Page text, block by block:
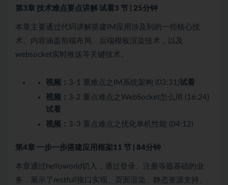
第3章 技术难点要点讲解 试看3 节 | 25分钟
本章主要通过代码讲解搭建IM应用涉及到的一些核心技
术。内容涵盖前端布局、后端模板渲染技术，以及
websocket实时推送等关键技术。
视频： 3-1 重难点之IM系统架构 (03:31)试看
视频： 3-2 重点难点之WebSocket怎么用 (16:24)
试看
视频： 3-3 重点难点之优化单机性能 (04:12)
第4章 一步一步搭建应用框架11 节 | 84分钟
本章通过helloworld切入，通过登录、注册等最基础的业
务，展示了restfull接口实现、页面渲染、静态资源支持、